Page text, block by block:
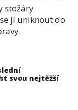
stožáry
jí uniknout do
svou nejtěžší